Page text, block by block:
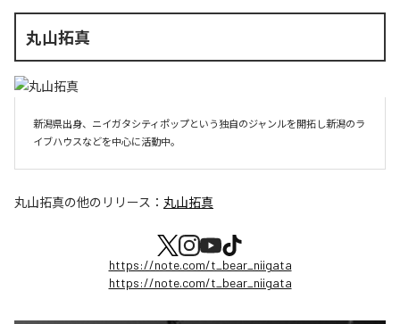
丸山拓真
新潟県出身、ニイガタシティポップという独自のジャンルを開拓し新潟のラ
イブハウスなどを中心に活動中。
丸山拓真の他のリリース： 丸山拓真
https://note.com/t_bear_niigata
https://note.com/t_bear_niigata